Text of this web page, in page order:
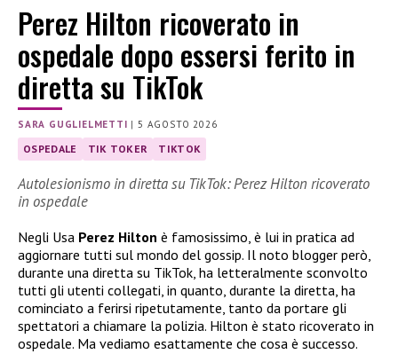
Perez Hilton ricoverato in
ospedale dopo essersi ferito in
diretta su TikTok
SARA GUGLIELMETTI | 5 AGOSTO 2026
OSPEDALE TIK TOKER TIKTOK
Autolesionismo in diretta su TikTok: Perez Hilton ricoverato
in ospedale
Negli Usa Perez Hilton è famosissimo, è lui in pratica ad
aggiornare tutti sul mondo del gossip. Il noto blogger però,
durante una diretta su TikTok, ha letteralmente sconvolto
tutti gli utenti collegati, in quanto, durante la diretta, ha
cominciato a ferirsi ripetutamente, tanto da portare gli
spettatori a chiamare la polizia. Hilton è stato ricoverato in
ospedale. Ma vediamo esattamente che cosa è successo.